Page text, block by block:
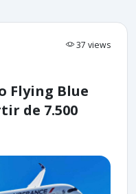
37 views
Flying Blue
de 7.500